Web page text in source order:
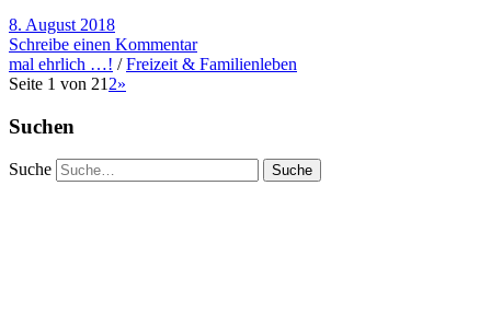
8. August 2018
Schreibe einen Kommentar
mal ehrlich …! /Freizeit & Familienleben
Seite 1 von 21 2»
Suchen
Suche